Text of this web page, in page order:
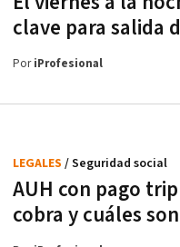
clave para salida
PoriProfesional
AUH con pago
cobra y cuáles
LEGALES / Seguridad social